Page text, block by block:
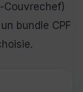
Couvrechef)
bundle CPF